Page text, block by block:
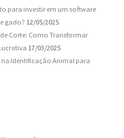
para investir em um software
gado? 12/05/2025
Corte: Como Transformar
17/03/2025
Identificação Animal para